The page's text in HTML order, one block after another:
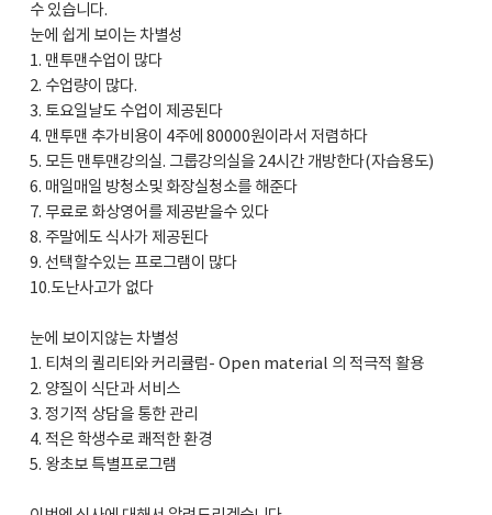
수 있습니다.
눈에 쉽게 보이는 차별성
1. 맨투맨수업이 많다
2. 수업량이 많다.
3. 토요일날도 수업이 제공된다
4. 맨투맨 추가비용이 4주에 80000원이라서 저렴하다
5. 모든 맨투맨강의실. 그룹강의실을 24시간 개방한다(자습용도)
6. 매일매일 방청소및 화장실청소를 해준다
7. 무료로 화상영어를 제공받을수 있다
8. 주말에도 식사가 제공된다
9. 선택할수있는 프로그램이 많다
10.도난사고가 없다
눈에 보이지않는 차별성
1. 티쳐의 퀼리티와 커리큘럼- Open material 의 적극적 활용
2. 양질이 식단과 서비스
3. 정기적 상담을 통한 관리
4. 적은 학생수로 쾌적한 환경
5. 왕초보 특별프로그램